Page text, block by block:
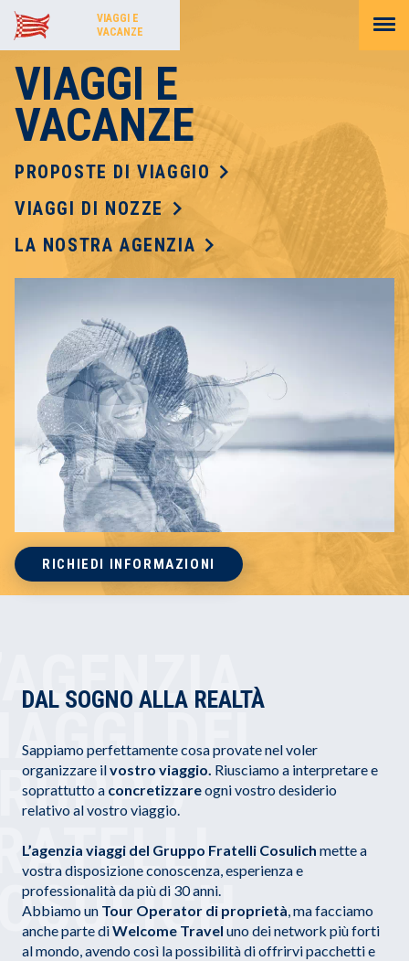
VIAGGI E
VACANZE
VIAGGI E
VACANZE
PROPOSTE DI VIAGGIO chevron_right
VIAGGI DI NOZZEchevron_right
LA NOSTRA AGENZIA chevron_right
RICHIEDI INFORMAZIONI
DEL
DAL SOGNO ALLA REALTÀ
Sappiamo perfettamente cosa provate nel voler
organizzare ilvostro viaggio. Riusciamo a interpretare e
soprattutto a concretizzareogni vostro desiderio
relativo al vostro viaggio.
L’agenzia viaggi del Gruppo Fratelli Cosulich mette a
vostra disposizione conoscenza, esperienza e
professionalità da più di 30 anni.
Abbiamo un Tour Operator di proprietà, ma facciamo
anche parte diWelcome Travel uno dei network più forti
al mondo, avendo così la possibilità di offrirvi pacchetti e